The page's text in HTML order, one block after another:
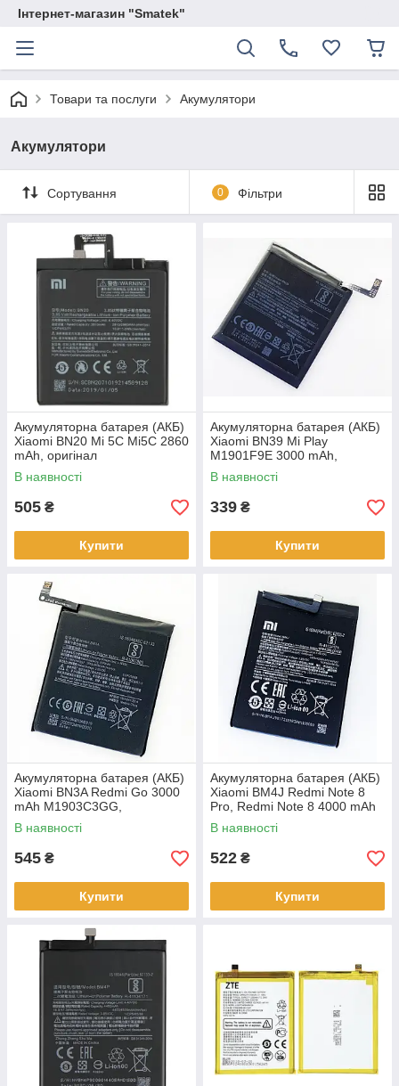
Інтернет-магазин "Smatek"
Товари та послуги Акумулятори
Акумулятори
Сортування 0 Фільтри
Акумуляторна батарея (АКБ)
Xiaomi BN20 Mi 5C Mi5C 2860
mAh, оригінал
В наявності
505 ₴
Купити
Акумуляторна батарея (АКБ)
Xiaomi BN39 Mi Play
M1901F9E 3000 mAh,
оригінал
В наявності
339 ₴
Купити
Акумуляторна батарея (АКБ)
Xiaomi BN3A Redmi Go 3000
mAh M1903C3GG,
M1903C3GH, M1903C3GI,
оригінал
В наявності
545 ₴
Купити
Акумуляторна батарея (АКБ)
Xiaomi BM4J Redmi Note 8
Pro, Redmi Note 8 4000 mAh
M1906G7I M1906G7G
M1908C3JH
В наявності
522 ₴
Купити